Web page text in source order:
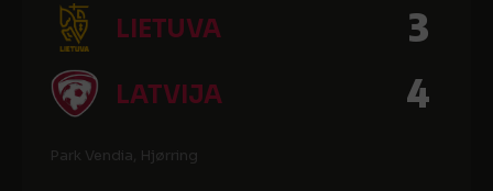
LIETUVA 3
LATVIJA 4
Park Vendia, Hjørring